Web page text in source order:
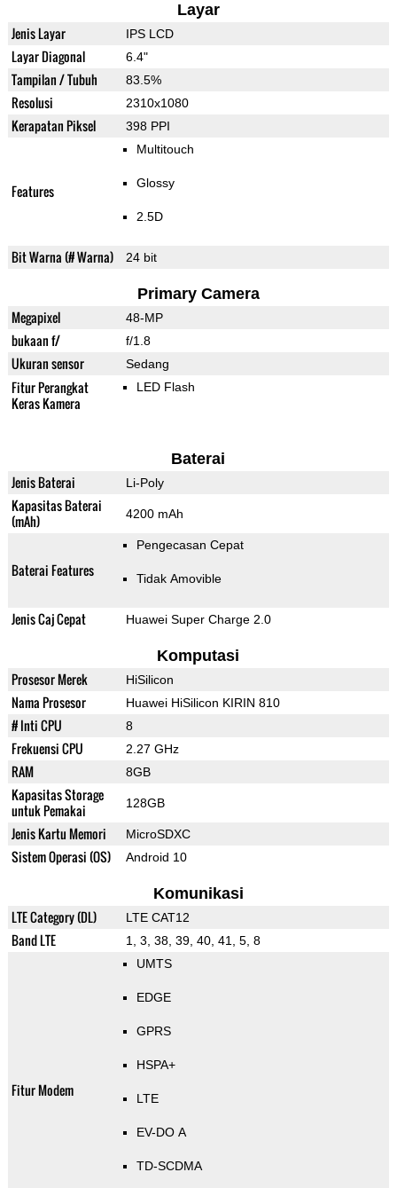
Layar
Jenis Layar IPS LCD
Layar Diagonal 6.4"
Tampilan / Tubuh 83.5%
Resolusi 2310x1080
Kerapatan Piksel 398 PPI
Features
Multitouch
Glossy
2.5D
Bit Warna (# Warna) 24 bit
Primary Camera
Megapixel 48-MP
bukaan f/ f/1.8
Ukuran sensor Sedang
Fitur Perangkat
Keras Kamera
LED Flash
Baterai
Jenis Baterai Li-Poly
Kapasitas Baterai
(mAh)
4200 mAh
Baterai Features
Pengecasan Cepat
Tidak Amovible
Jenis Caj Cepat Huawei Super Charge 2.0
Komputasi
Prosesor Merek HiSilicon
Nama Prosesor Huawei HiSilicon KIRIN 810
# Inti CPU 8
Frekuensi CPU 2.27 GHz
RAM 8GB
Kapasitas Storage
untuk Pemakai
128GB
Jenis Kartu Memori MicroSDXC
Sistem Operasi (OS) Android 10
Komunikasi
LTE Category (DL) LTE CAT12
Band LTE 1, 3, 38, 39, 40, 41, 5, 8
Fitur Modem
UMTS
EDGE
GPRS
HSPA+
LTE
EV-DO A
TD-SCDMA